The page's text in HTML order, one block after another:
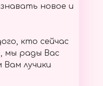
новое и
кто сейчас
мы рады Вас
Вам лучики